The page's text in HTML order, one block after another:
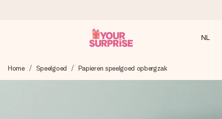
We maken jouw cadeau met zorg en zorgen dat het
razendsnel onderweg is - zodat jij kunt geven op precies
NL
Home Speelgoed Papieren speelgoed opbergzak